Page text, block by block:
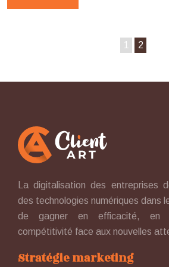
1 2
La digitalisation des entreprises
des technologies numériques dans
de gagner en efficacité, en
compétitivité face aux nouvelles
Stratégie marketing